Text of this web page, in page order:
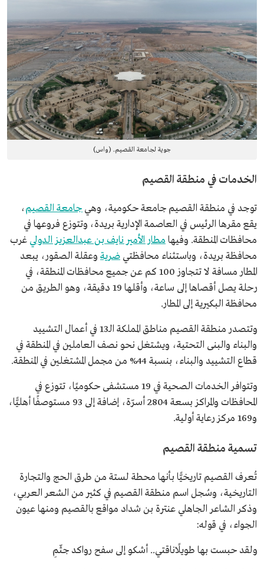
جوية لجامعة القصيم. (واس)
الخدمات في منطقة القصيم
توجد في منطقة القصيم جامعة حكومية، وهي جامعة القصيم،
يقع مقرها الرئيس في العاصمة الإدارية بريدة، وتتوزع فروعها في
محافظات المنطقة. وفيها مطار الأمير نايف بن عبدالعزيز الدولي غرب
محافظة بريدة، وباستثناء محافظتي ضرية وعقلة الصقور، يبعد
المطار مسافة لا تتجاوز 100 كم عن جميع محافظات المنطقة، في
رحلة يصل أقصاها إلى ساعة، وأقلها 19 دقيقة، وهو الطريق من
محافظة البكيرية إلى المطار.
وتتصدر منطقة القصيم مناطق المملكة الـ13 في أعمال التشييد
والبناء والبنى التحتية، ويشتغل نحو نصف العاملين في المنطقة في
قطاع التشييد والبناء، بنسبة 44% من مجمل المشتغلين في المنطقة.
وتتوافر الخدمات الصحية في 19 مستشفى حكوميًا، تتوزع في
المحافظات والمراكز بسعة 2804 أسرّة، إضافة إلى 93 مستوصفًا أهليًّا،
و169 مركز رعاية أولية.
تسمية منطقة القصيم
تُعرف القصيم تاريخيًّا بأنها محطة لستة من طرق الحج والتجارة
التاريخية، وسُجل اسم منطقة القصيم في كثير من الشعر العربي،
وذكر الشاعر الجاهلي عنترة بن شداد مواقع بالقصيم ومنها عيون
الجواء، في قوله:
ولقد حبست بها طويلًاناقتي.. أشكو إلى سفح رواكد جثّمِ